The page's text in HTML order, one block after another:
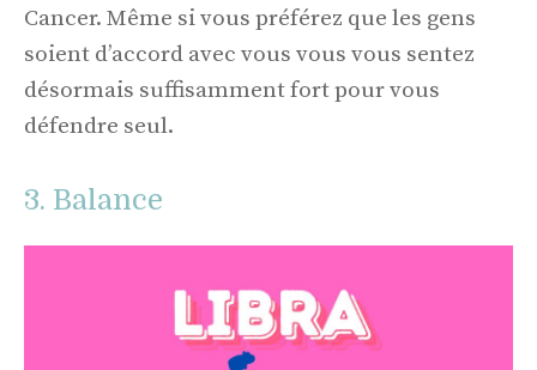
Cancer. Même si vous préférez que les gens
soient d’accord avec vous vous vous sentez
désormais suffisamment fort pour vous
défendre seul.
3. Balance